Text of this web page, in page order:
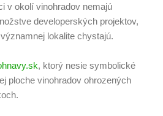
v okolí vinohradov nemajú
developerských projektov,
lokalite chystajú.
, ktorý nesie symbolické
ploche vinohradov ohrozených